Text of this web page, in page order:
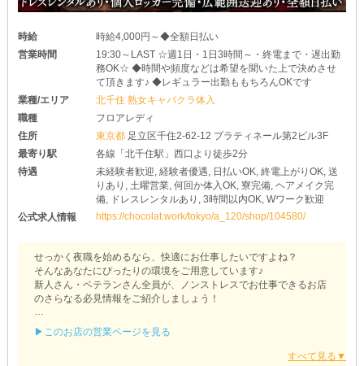
時給
時給4,000円～◆全額日払い
営業時間
19:30～LAST ☆週1日・1日3時間～・終電まで・遅出勤
務OK☆ ◆時間や頻度などは希望を聞いた上で決めさせ
て頂きます♪ ◆レギュラー出勤ももちろんOKです
業種/エリア
北千住 熟女キャバクラ体入
職種
フロアレディ
住所
東京都 足立区千住2-62-12 プラティネール第2ビル3F
最寄り駅
各線「北千住駅」西口より徒歩2分
待遇
未経験者歓迎, 経験者優遇, 日払いOK, 終電上がりOK, 送
りあり, 土曜営業, 何回か体入OK, 寮完備, ヘアメイク完
備, ドレスレンタルあり, 3時間以内OK, Wワーク歓迎
公式求人情報
https://chocolat.work/tokyo/a_120/shop/104580/
せっかく夜職を始めるなら、快適にお仕事したいですよね？
そんなあなたにぴったりの環境をご用意しています♪
新人さん・ベテランさん全員が、ノンストレスでお仕事できるお店
のさらなる必見情報をご紹介しましょう！
▶このお店の営業ページを見る